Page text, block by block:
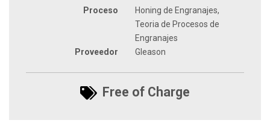
Proceso
Honing de Engranajes,
Teoria de Procesos de
Engranajes
Proveedor
Gleason
Free of Charge